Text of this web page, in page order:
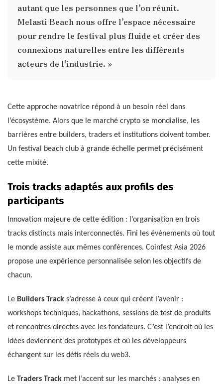
autant que les personnes que l’on réunit.
Melasti Beach nous offre l’espace nécessaire
pour rendre le festival plus fluide et créer des
connexions naturelles entre les différents
acteurs de l’industrie. »
Cette approche novatrice répond à un besoin réel dans
l’écosystème. Alors que le marché crypto se mondialise, les
barrières entre builders, traders et institutions doivent tomber.
Un festival beach club à grande échelle permet précisément
cette mixité.
Trois tracks adaptés aux profils des
participants
Innovation majeure de cette édition : l’organisation en trois
tracks distincts mais interconnectés. Fini les événements où tout
le monde assiste aux mêmes conférences. Coinfest Asia 2026
propose une expérience personnalisée selon les objectifs de
chacun.
Le Builders Track s’adresse à ceux qui créent l’avenir :
workshops techniques, hackathons, sessions de test de produits
et rencontres directes avec les fondateurs. C’est l’endroit où les
idées deviennent des prototypes et où les développeurs
échangent sur les défis réels du web3.
Le Traders Track met l’accent sur les marchés : analyses en